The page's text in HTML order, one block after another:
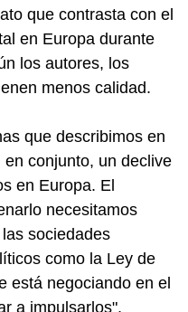
que contrasta con el
en Europa durante
los autores, los
menos calidad.
que describimos en
conjunto, un declive
en Europa. El
necesitamos
sociedades
como la Ley de
está negociando en el
a impulsarlos",